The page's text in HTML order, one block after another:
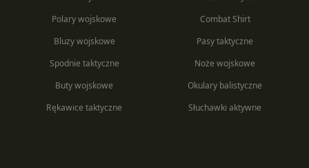
Polary wojskowe
Bluzy wojskowe
Combat Shirt
Pasy taktyczne
Spodnie taktyczne
Buty wojskowe
Rękawice taktyczne
Noże wojskowe
Okulary balistyczne
Słuchawki aktywne